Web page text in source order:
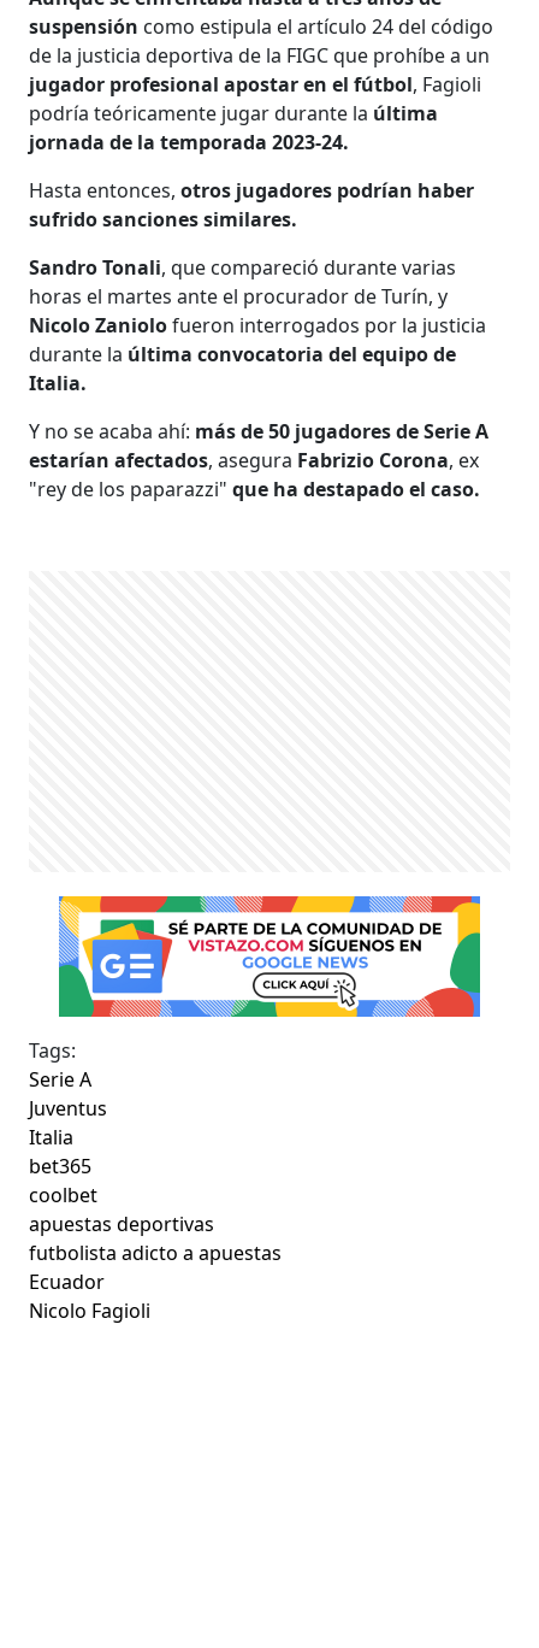
suspensión como estipula el artículo 24 del código
de la justicia deportiva de la FIGC que prohíbe a un
jugador profesional apostar en el fútbol, Fagioli
podría teóricamente jugar durante la última
jornada de la temporada 2023-24.
Hasta entonces,otros jugadores podrían haber
sufrido sanciones similares.
Sandro Tonali, que compareció durante varias
horas el martes ante el procurador de Turín, y
Nicolo Zaniolofueron interrogados por la justicia
durante la última convocatoria del equipo de
Italia.
Y no se acaba ahí: más de 50 jugadores de Serie A
estarían afectados, asegura Fabrizio Corona, ex
"rey de los paparazzi" que ha destapado el caso.
Tags:
Serie A
Juventus
Italia
bet365
coolbet
apuestas deportivas
futbolista adicto a apuestas
Ecuador
Nicolo Fagioli